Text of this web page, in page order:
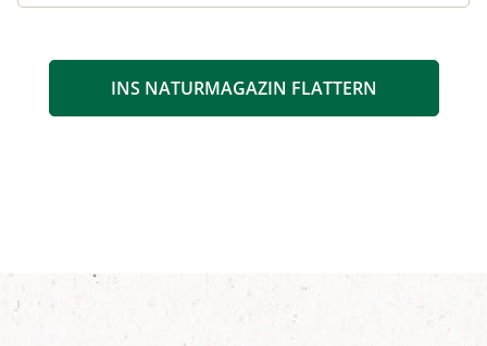
INS NATURMAGAZIN FLATTERN